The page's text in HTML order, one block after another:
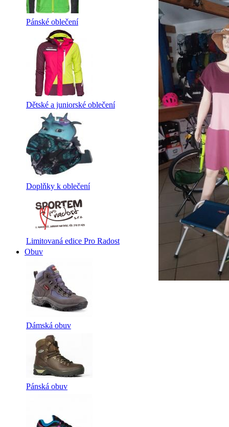
Pánské oblečení
Dětské a juniorské oblečení
Doplňky k oblečení
Limitovaná edice Pro Radost
Obuv
Dámská obuv
Pánská obuv